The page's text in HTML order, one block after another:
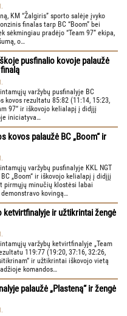
KM “Žalgiris” sporto salėje įvyko
finalas tarp BC “Boom” bei
sėkmingiau pradėjo “Team 97” ekipa,
o…
pusfinalio kovoje palaužė
varžybų pusfinalyje BC
kovos rezultatu 85:82 (11:14, 15:23,
97“ ir iškovojo kelialapį į didįjį
iniciatyva…
kovos palaužė BC „Boom“ ir
varžybų pusfinalyje KKL NGT
„Boom“ ir iškovojo kelialapį į didįjį
pirmųjų minučių klostėsi labai
kovingą…
ketvirtfinalyje ir užtikrintai žengė
varžybų ketvirtfinalyje „Team
119:77 (19:20, 37:16, 32:26,
ir užtikrintai iškovojo vietą
komandos…
palaužė „Plasteną“ ir žengė